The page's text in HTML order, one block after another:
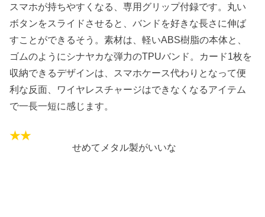
スマホが持ちやすくなる、専用グリップ付録です。丸い
ボタンをスライドさせると、バンドを好きな長さに伸ば
すことができるそう。素材は、軽いABS樹脂の本体と、
ゴムのようにシナヤカな弾力のTPUバンド。カード1枚を
収納できるデザインは、スマホケース代わりとなって便
利な反面、ワイヤレスチャージはできなくなるアイテム
で一長一短に感じます。
せめてメタル製がいいな